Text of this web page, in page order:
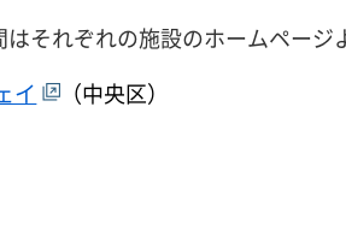
それぞれの施設のホームページ
イ
（中央区）